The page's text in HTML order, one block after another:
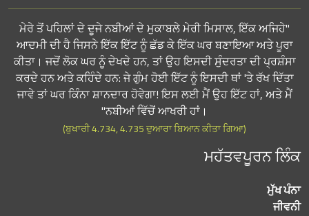
"ਮੇਰੇ ਤੋਂ ਪਹਿਲਾਂ ਦੇ ਦੂਜੇ ਨਬੀਆਂ ਦੇ ਮੁਕਾਬਲੇ ਮੇਰੀ ਮਿਸਾਲ, ਇੱਕ ਅਜਿਹੇ
ਆਦਮੀ ਦੀ ਹੈ ਜਿਸਨੇ ਇੱਕ ਇੱਟ ਨੂੰ ਛੱਡ ਕੇ ਇੱਕ ਘਰ ਬਣਾਇਆ ਅਤੇ ਪੂਰਾ
ਕੀਤਾ। ਜਦੋਂ ਲੋਕ ਘਰ ਨੂੰ ਦੇਖਦੇ ਹਨ, ਤਾਂ ਉਹ ਇਸਦੀ ਸੁੰਦਰਤਾ ਦੀ ਪ੍ਰਸ਼ੰਸਾ
ਕਰਦੇ ਹਨ ਅਤੇ ਕਹਿੰਦੇ ਹਨ: ਜੇ ਗੁੰਮ ਹੋਈ ਇੱਟ ਨੂੰ ਇਸਦੀ ਥਾਂ 'ਤੇ ਰੱਖ ਦਿੱਤਾ
ਜਾਵੇ ਤਾਂ ਘਰ ਕਿੰਨਾ ਸ਼ਾਨਦਾਰ ਹੋਵੇਗਾ! ਇਸ ਲਈ ਮੈਂ ਉਹ ਇੱਟ ਹਾਂ, ਅਤੇ ਮੈਂ
ਨਬੀਆਂ ਵਿੱਚੋਂ ਆਖਰੀ ਹਾਂ।"
(ਬੁਖਾਰੀ 4.734, 4.735 ਦੁਆਰਾ ਬਿਆਨ ਕੀਤਾ ਗਿਆ)
ਮਹੱਤਵਪੂਰਨ ਲਿੰਕ
ਮੁੱਖ ਪੰਨਾ
ਜੀਵਨੀ